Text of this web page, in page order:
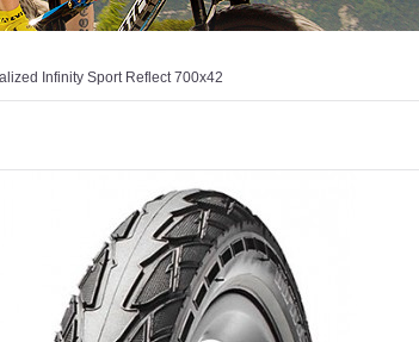
Infinity Sport Reflect 700x42